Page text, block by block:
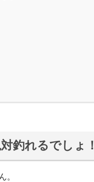
釣れるでしょ！
。